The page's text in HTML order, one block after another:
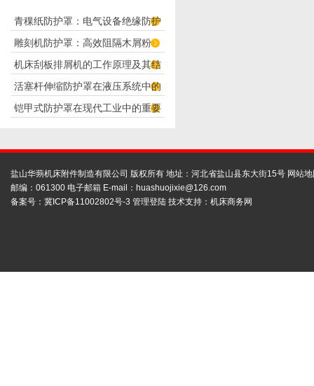
青稞纸防护罩：电气设备绝缘防护
专用方案
雕刻机防护罩：高效阻隔木屑粉
尘，守护设备精度与安全
机床刮板排屑机的工作原理及其结
构分析
活塞杆伸缩防护罩在液压系统中的
应用
铠甲式防护罩在现代工业中的重要
盐山华蒴机床附件制造有限公司 版权所有 地址：河北省盐山县东大街15号 网站
邮编：061300 电子邮箱 E-mail： huashuojixie@126.com
备案号： 冀ICP备11002802号-3 管理登陆 技术支持： 机床商务网